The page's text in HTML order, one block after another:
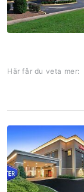
Här får du veta mer: